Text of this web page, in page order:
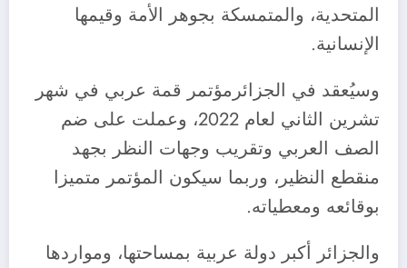
المتحدية، والمتمسكة بجوهر الأمة وقيمها
الإنسانية.
وسيُعقد في الجزائرمؤتمر قمة عربي في شهر
تشرين الثاني لعام 2022، وعملت على ضم
الصف العربي وتقريب وجهات النظر بجهد
منقطع النظير، وربما سيكون المؤتمر متميزا
بوقائعه ومعطياته.
والجزائر أكبر دولة عربية بمساحتها، ومواردها